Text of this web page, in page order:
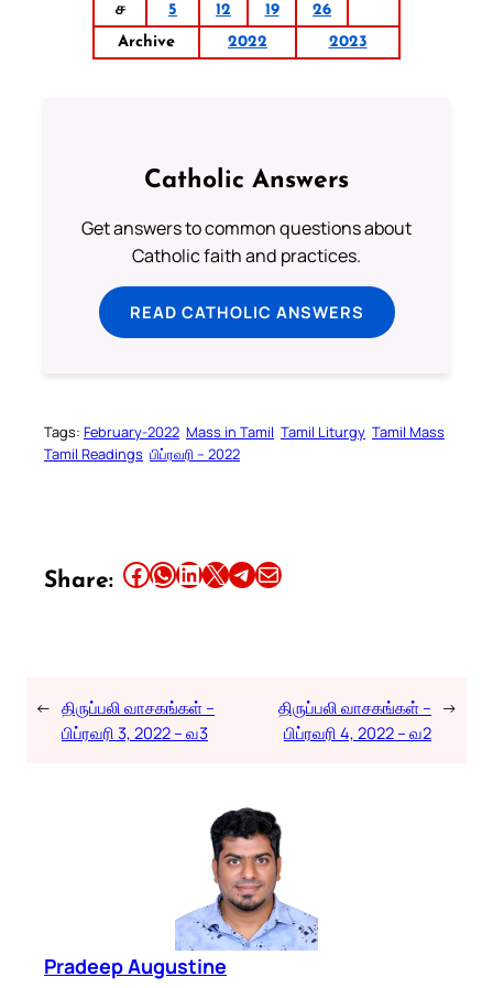
ச
5 12 19
26
Archive
2022 2023
Catholic Answers
Get answers to common questions about
Catholic faith and practices.
READ CATHOLIC ANSWERS
Tags: February-2022 Mass in Tamil Tamil Liturgy Tamil Mass
Tamil Readings பிப்ரவரி – 2022
Share: Share this article on Facebook Share this article on WhatsApp Share this article on LinkedIn Share this article on X Share this article on TelegramEmail this Article
← திருப்பலி வாசகங்கள் –
பிப்ரவரி 3, 2022 – வ3
திருப்பலி வாசகங்கள் –
பிப்ரவரி 4, 2022 – வ2
→
Pradeep Augustine